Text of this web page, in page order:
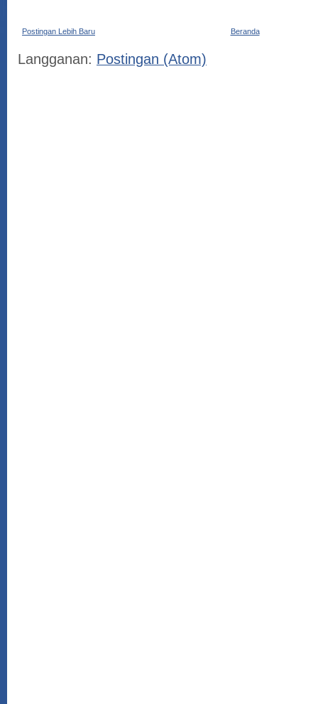
Postingan Lebih Baru Beranda
Langganan: Postingan (Atom)